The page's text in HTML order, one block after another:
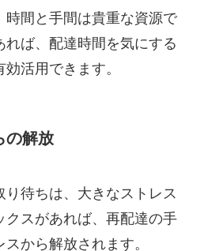
時間と手間は貴重な資源で
ば、配達時間を気にする
活用できます。
の解放
待ちは、大きなストレス
クスがあれば、再配達の手
から解放されます。